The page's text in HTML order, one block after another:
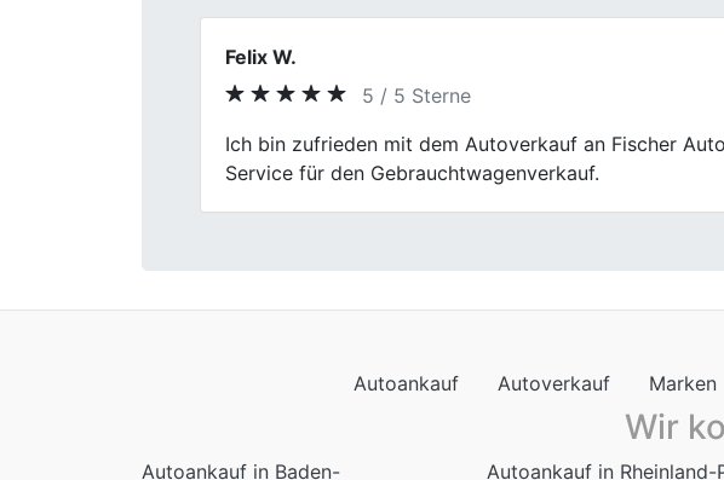
Alexander Breuer
5 / 5 Sterne
Der Fahrzeugverkauf bei Fischer Autoankauf verlief
Abwicklung transparent.
Autoankauf Autoverkauf Marken
Wir
Autoankauf in Baden- Autoankauf in Rheinland-